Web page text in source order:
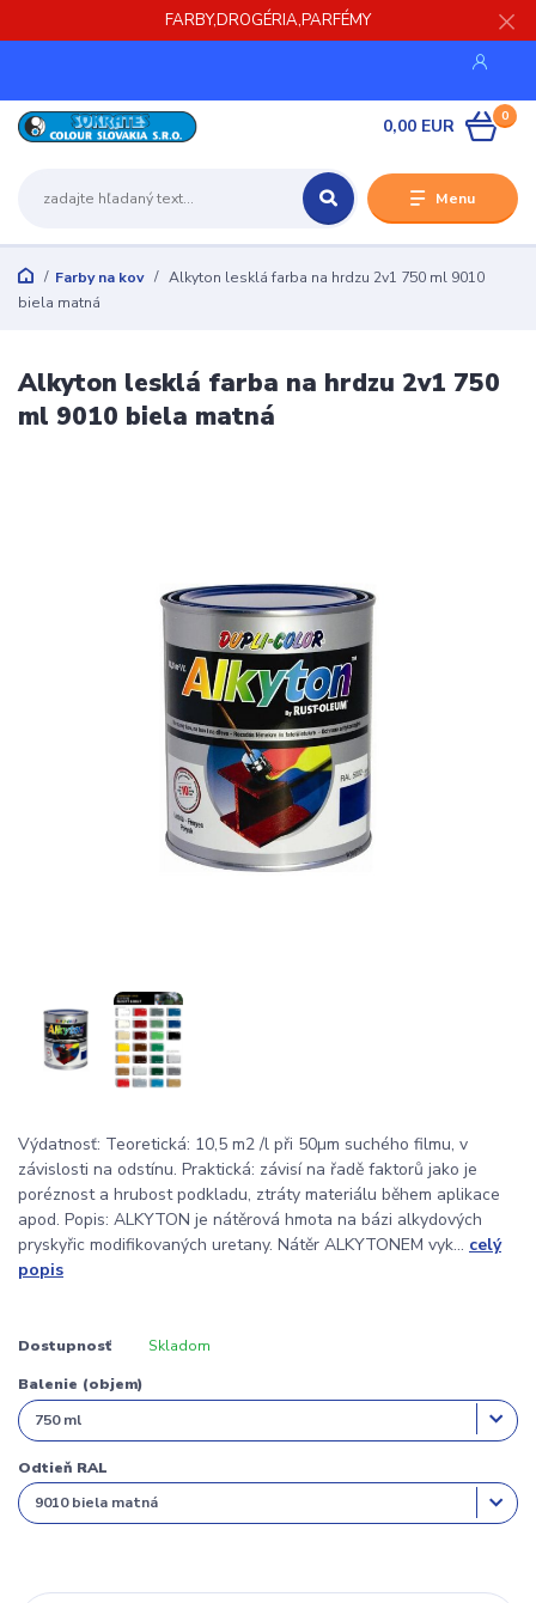
FARBY,DROGÉRIA,PARFÉMY
Menu
0
0,00 EUR
Farby na kov
Alkyton lesklá farba na hrdzu 2v1 750 ml 9010
biela matná
Alkyton lesklá farba na hrdzu 2v1 750
ml 9010 biela matná
Výdatnosť: Teoretická: 10,5 m2 /l při 50µm suchého filmu, v
závislosti na odstínu. Praktická: závisí na řadě faktorů jako je
poréznost a hrubost podkladu, ztráty materiálu během aplikace
apod. Popis: ALKYTON je nátěrová hmota na bázi alkydových
pryskyřic modifikovaných uretany. Nátěr ALKYTONEM vyk... celý
popis
Dostupnosť Skladom
Balenie (objem)
Odtieň RAL